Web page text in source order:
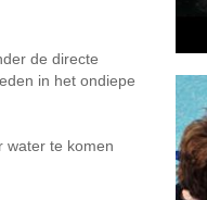
de directe
in het ondiepe
water te komen